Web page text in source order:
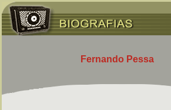
Fernando Pessa